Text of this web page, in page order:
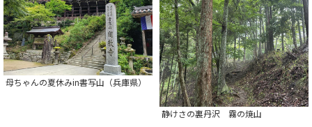
母ちゃんの夏休みin書写山（兵庫県）
静けさの裏丹沢 霧の焼山